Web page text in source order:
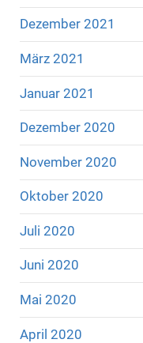
Dezember 2021
März 2021
Januar 2021
Dezember 2020
November 2020
Oktober 2020
Juli 2020
Juni 2020
Mai 2020
April 2020